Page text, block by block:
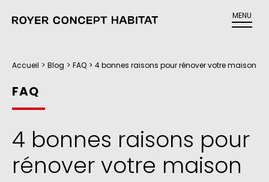
MENU
Accueil > Blog > FAQ > 4 bonnes raisons pour rénover votre maison
FAQ
4 bonnes raisons pour
rénover votre maison